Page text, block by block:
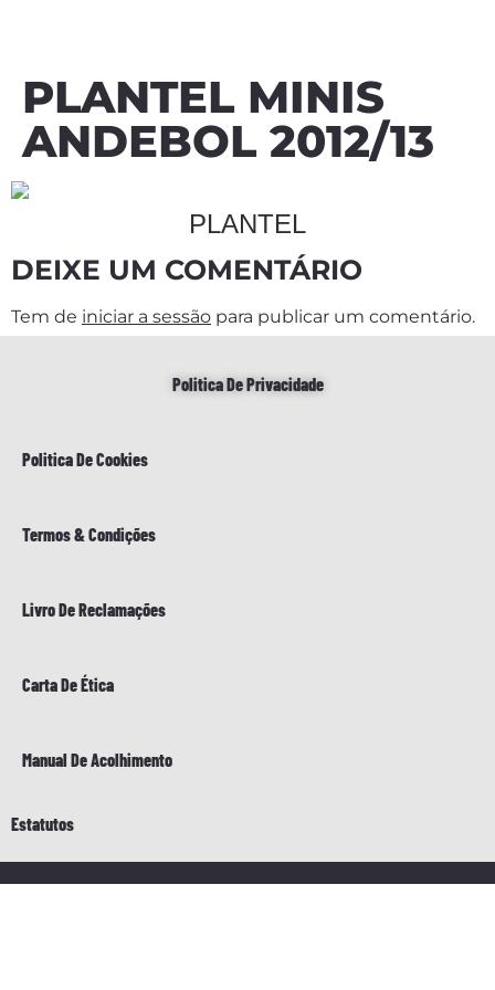
PLANTEL MINIS
ANDEBOL 2012/13
PLANTEL
DEIXE UM COMENTÁRIO
Tem de iniciar a sessão para publicar um comentário.
Politica De Privacidade
Politica De Cookies
Termos & Condições
Livro De Reclamações
Carta De Ética
Manual De Acolhimento
Estatutos